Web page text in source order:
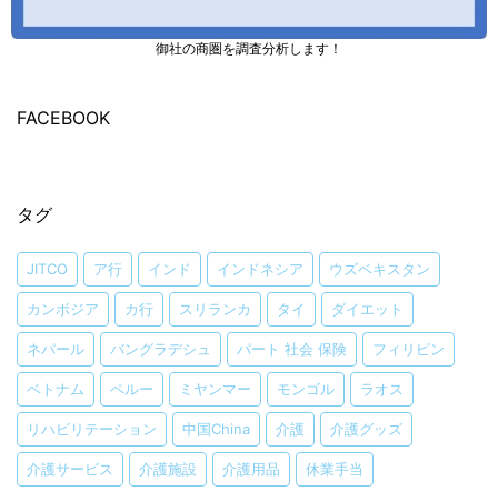
御社の商圏を調査分析します！
FACEBOOK
タグ
JITCO ア行 インド インドネシア ウズベキスタン
カンボジア カ行 スリランカ タイ ダイエット
ネパール バングラデシュ パート 社会 保険 フィリピン
ベトナム ペルー ミヤンマー モンゴル ラオス
リハビリテーション 中国China 介護 介護グッズ
介護サービス 介護施設 介護用品 休業手当